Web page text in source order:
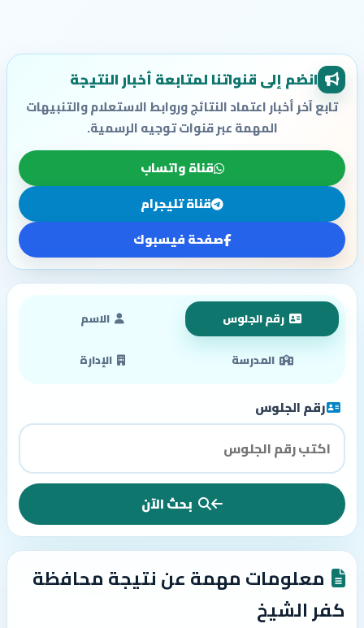
انضم إلى قنواتنا لمتابعة أخبار النتيجة
تابع آخر أخبار اعتماد النتائج وروابط الاستعلام والتنبيهات
المهمة عبر قنوات توجيه الرسمية.
قناة واتساب
قناة تليجرام
صفحة فيسبوك
رقم الجلوس الاسم
المدرسة الإدارة
رقم الجلوس
بحث الآن
معلومات مهمة عن نتيجة محافظة
كفر الشيخ